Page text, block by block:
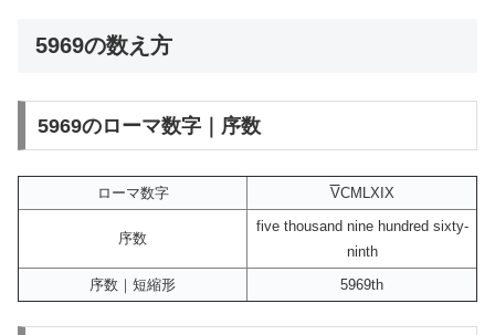
5969の数え方
5969のローマ数字｜序数
ローマ数字 VCMLXIX
序数
five thousand nine hundred sixty-
ninth
序数｜短縮形
5969th